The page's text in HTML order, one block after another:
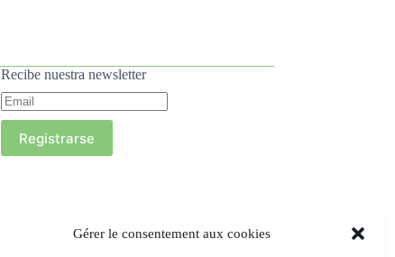
Gérer le consentement aux cookies
Recibe nuestra newsletter
Registrarse